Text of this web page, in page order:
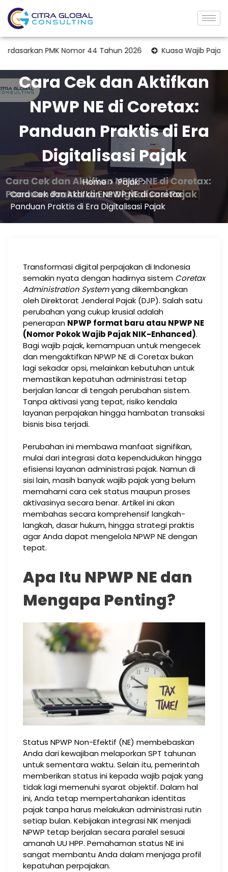
PMK Nomor 44 Tahun 2026 Kuasa Wajib Pajak Terbaru
Cara Cek dan Aktifkan
NPWP NE di Coretax:
Panduan Praktis di Era
Digitalisasi Pajak
Home
Pajak
Cara Cek dan Aktifkan NPWP NE di Coretax:
Panduan Praktis di Era Digitalisasi Pajak
Transformasi digital perpajakan di Indonesia
semakin nyata dengan hadirnya sistem Coretax
Administration Systemyang dikembangkan
oleh Direktorat Jenderal Pajak (DJP). Salah satu
perubahan yang cukup krusial adalah
penerapan NPWP format baru atau NPWP NE
(Nomor Pokok Wajib Pajak NIK-Enhanced).
Bagi wajib pajak, kemampuan untuk mengecek
dan mengaktifkan NPWP NE di Coretax bukan
lagi sekadar opsi, melainkan kebutuhan untuk
memastikan kepatuhan administrasi tetap
berjalan lancar di tengah perubahan sistem.
Tanpa aktivasi yang tepat, risiko kendala
layanan perpajakan hingga hambatan transaksi
bisnis bisa terjadi.
Perubahan ini membawa manfaat signifikan,
mulai dari integrasi data kependudukan hingga
efisiensi layanan administrasi pajak. Namun di
sisi lain, masih banyak wajib pajak yang belum
memahami cara cek status maupun proses
aktivasinya secara benar. Artikel ini akan
membahas secara komprehensif langkah-
langkah, dasar hukum, hingga strategi praktis
agar Anda dapat mengelola NPWP NE dengan
tepat.
Apa Itu NPWP NE dan
Mengapa Penting?
Status NPWP Non-Efektif (NE) membebaskan
Anda dari kewajiban melaporkan SPT tahunan
untuk sementara waktu. Selain itu, pemerintah
memberikan status ini kepada wajib pajak yang
tidak lagi memenuhi syarat objektif. Dalam hal
ini, Anda tetap mempertahankan identitas
pajak tanpa harus melakukan administrasi rutin
setiap bulan. Kebijakan integrasi NIK menjadi
NPWP tetap berjalan secara paralel sesuai
amanah UU HPP. Pemahaman status NE ini
sangat membantu Anda dalam menjaga profil
kepatuhan perpajakan.